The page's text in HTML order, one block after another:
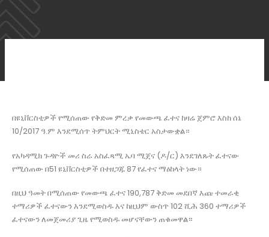
በዩኒቨርስቲዎች የሚሰጠው የቅድመ ምረቃ የመውጫ ፈተና ከዛሬ ጀምሮ እስከ ሰኔ
10/2017 ዓ.ም እንደሚሰጥ ትምህርት ሚኒስቴር አስታውቋል።
የአካዳሚክ ጉዳዮች መሪ ስራ አስፈጻሚ ኤባ ሚጀና (ዶ/ር) እንደገለጹት ፈተናው
የሚሰጠው በ51 ዩኒቨርስቲዎች በተዘጋጁ 87 የፈተና ማዕከላት ነው።
በዚህ ዓመት በሚሰጠው የመውጫ ፈተና 190,787 ቅድመ መደበኛ እጩ ተመራቂ
ተማሪዎች ፈተናውን እንደሚወስዱ እና ከዚህም ውስጥ 102 ሺሕ 360 ተማሪዎች
ፈተናውን ለመጀመሪያ ጊዜ የሚወስዱ መሆናቸውን ጠቁመዋል።